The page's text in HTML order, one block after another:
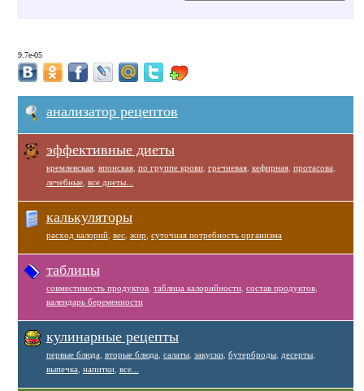
9.7e-05
анализатор рецептов
эффективные диеты
кремлевская, японская, по группе крови, гречневая, кефирная, протасова
лечебные, все диеты...
калькуляторы
расход калорий, вес, жир суточная потребность организма
таблицы
совместимость продуктов, таблица калорийности, состав продуктов,
календарь беременности
кулинарные рецепты
первые блюда вторые блюда салаты, закуски, бутерброды, десерты,
выпечка напитки, все...